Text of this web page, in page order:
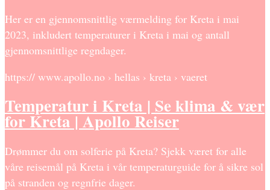
Her er en gjennomsnittlig værmelding for Kreta i mai
2023, inkludert temperaturer i Kreta i mai og antall
gjennomsnittlige regndager.
https:// www.apollo.no › hellas › kreta › vaeret
Temperatur i Kreta | Se klima & vær
for Kreta | Apollo Reiser
Drømmer du om solferie på Kreta? Sjekk været for alle
våre reisemål på Kreta i vår temperaturguide for å sikre sol
på stranden og regnfrie dager.